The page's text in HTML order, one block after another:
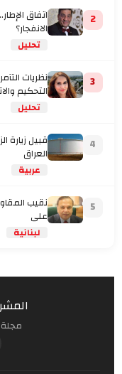
2
الانفجار؟
تحليل
3
التحكيم
تحليل
4
العراق
عربية
5
على
لبنانية
مجلة 24 — لبنانية عربية دولية